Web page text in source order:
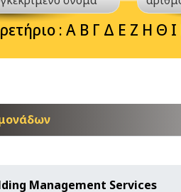
: Α Β Γ Δ Ε Ζ Η Θ Ι
Management Services